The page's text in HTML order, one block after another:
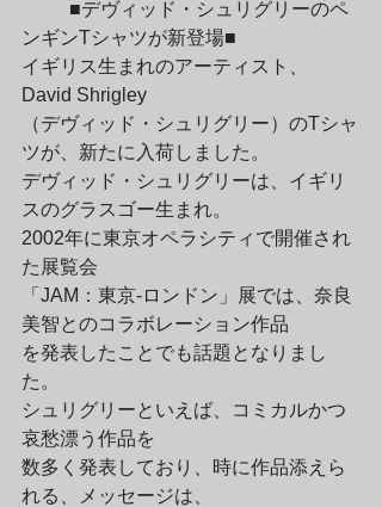
ンギンTシャツが新登場■
イギリス生まれのアーティスト、
David Shrigley
（デヴィッド・シュリグリー）のTシャ
ツが、新たに入荷しました。
デヴィッド・シュリグリーは、イギリ
スのグラスゴー生まれ。
2002年に東京オペラシティで開催され
た展覧会
「JAM：東京-ロンドン」展では、奈良
美智とのコラボレーション作品
を発表したことでも話題となりまし
た。
シュリグリーといえば、コミカルかつ
哀愁漂う作品を
数多く発表しており、時に作品添えら
れる、メッセージは、